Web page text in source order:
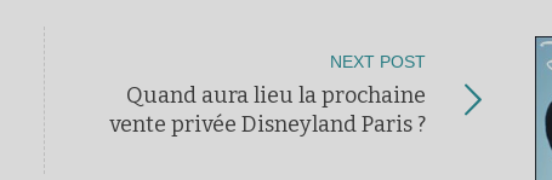
NEXT POST
Quand aura lieu la prochaine
vente privée Disneyland Paris ?